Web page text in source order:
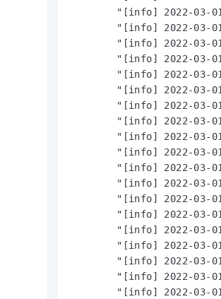
"[info] 2022-03-
"[info] 2022-03-
"[info] 2022-03-
"[info] 2022-03-
"[info] 2022-03-
"[info] 2022-03-
"[info] 2022-03-
"[info] 2022-03-
"[info] 2022-03-
"[info] 2022-03-
"[info] 2022-03-
"[info] 2022-03-
"[info] 2022-03-
"[info] 2022-03-
"[info] 2022-03-
"[info] 2022-03-
"[info] 2022-03-
"[info] 2022-03-
"[info] 2022-03-